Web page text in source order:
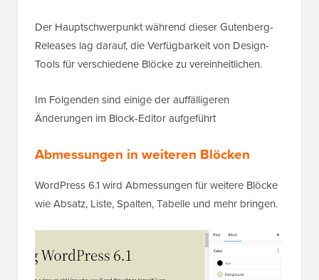
Der Hauptschwerpunkt während dieser Gutenberg-
Releases lag darauf, die Verfügbarkeit von Design-
Tools für verschiedene Blöcke zu vereinheitlichen.
Im Folgenden sind einige der auffälligeren
Änderungen im Block-Editor aufgeführt
Abmessungen in weiteren Blöcken
WordPress 6.1 wird Abmessungen für weitere Blöcke
wie Absatz, Liste, Spalten, Tabelle und mehr bringen.